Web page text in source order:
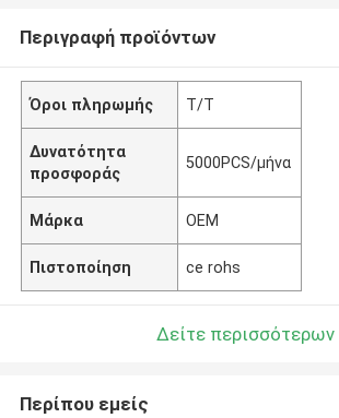
Περιγραφή προϊόντων
Όροι πληρωμής Τ/Τ
Δυνατότητα
προσφοράς
5000PCS/μήνα
Μάρκα OEM
Πιστοποίηση ce rohs
Δείτε περισσότερων
Περίπου εμείς